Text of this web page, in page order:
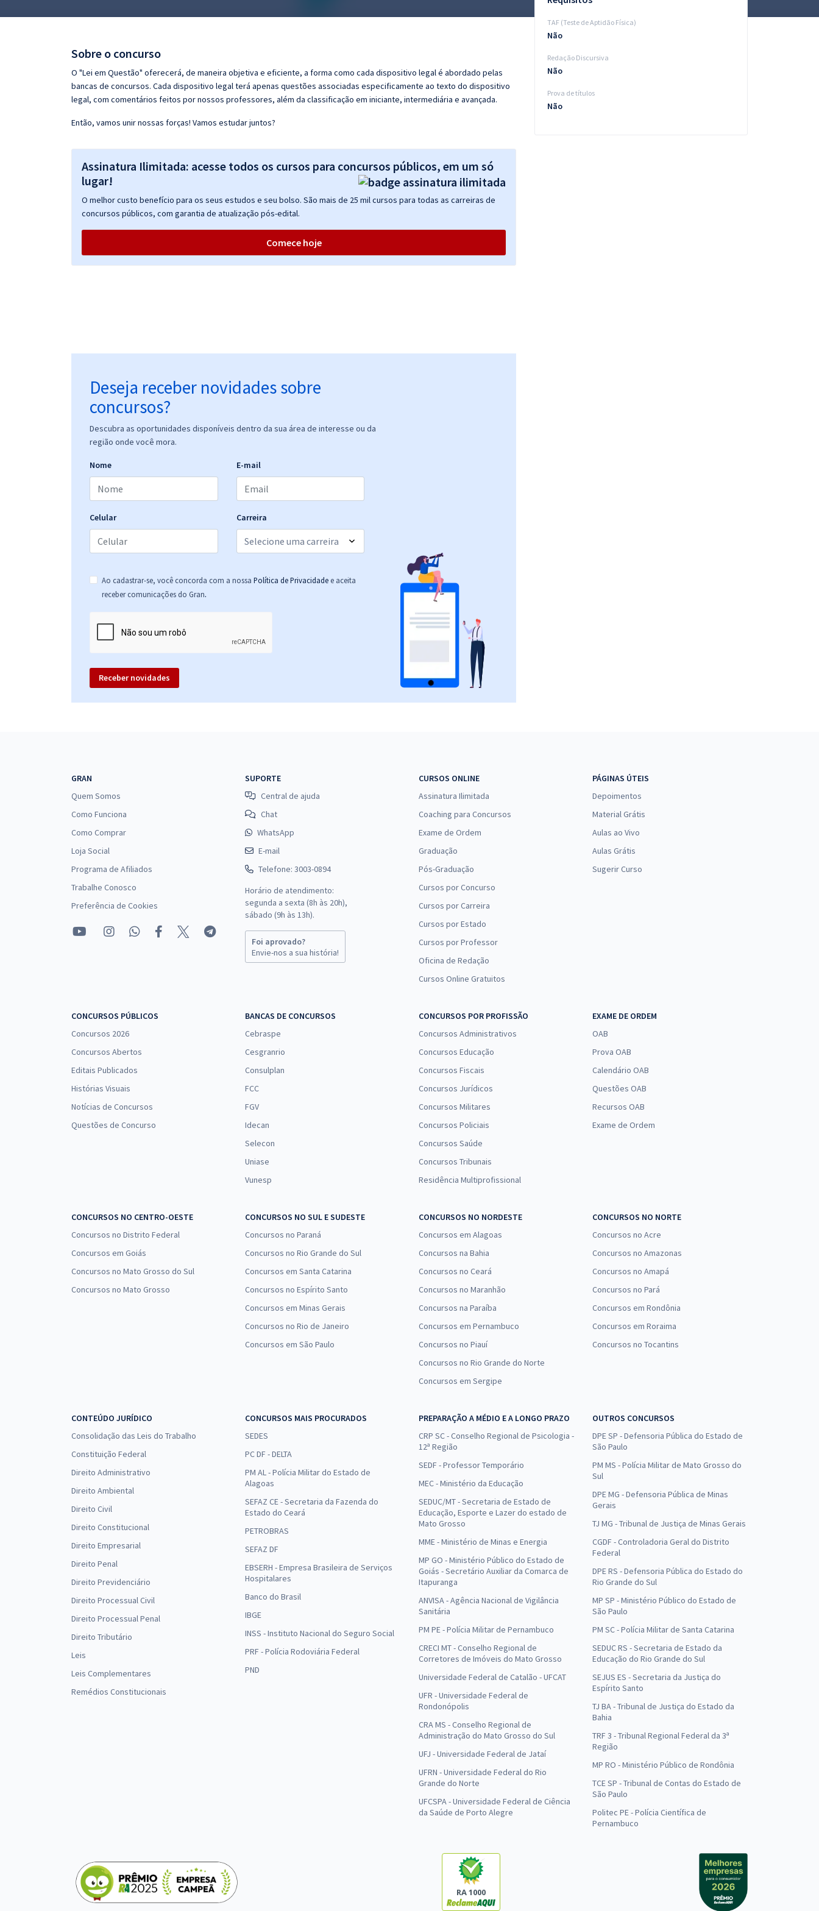
Questões grátis
Conteúdo gratuito
Sobre o concurso
O "Lei em Questão" oferecerá, de maneira objetiva e eficiente, a forma como cada dispositivo legal é abordado pelas
bancas de concursos. Cada dispositivo legal terá apenas questões associadas especificamente ao texto do dispositivo
legal, com comentários feitos por nossos professores, além da classificação em iniciante, intermediária e avançada.
Então, vamos unir nossas forças! Vamos estudar juntos?
Assinatura Ilimitada: acesse todos os cursos para concursos públicos, em um só
lugar!
O melhor custo benefício para os seus estudos e seu bolso. São mais de 25 mil cursos para todas as carreiras de
concursos públicos, com garantia de atualização pós-edital.
Comece hoje
Deseja receber novidades sobre
concursos?
Descubra as oportunidades disponíveis dentro da sua área de interesse ou da
região onde você mora.
Nome E-mail
Celular Carreira
Ao cadastrar-se, você concorda com a nossa Política de Privacidade e aceita
receber comunicações do Gran.
Receber novidades
TAF (Teste de Aptidão Física)
Não
Redação Discursiva
Não
Prova de títulos
Não
GRAN
Quem Somos
Como Funciona
Como Comprar
Loja Social
Programa de Afiliados
Trabalhe Conosco
Preferência de Cookies
SUPORTE
Central de ajuda
Chat
WhatsApp
E-mail
Telefone: 3003-0894
Horário de atendimento:
segunda a sexta (8h às 20h),
sábado (9h às 13h).
Foi aprovado?
Envie-nos a sua história!
CURSOS ONLINE
Assinatura Ilimitada
Coaching para Concursos
Exame de Ordem
Graduação
Pós-Graduação
Cursos por Concurso
Cursos por Carreira
Cursos por Estado
Cursos por Professor
Oficina de Redação
Cursos Online Gratuitos
PÁGINAS ÚTEIS
Depoimentos
Material Grátis
Aulas ao Vivo
Aulas Grátis
Sugerir Curso
CONCURSOS PÚBLICOS
Concursos 2026
Concursos Abertos
Editais Publicados
Histórias Visuais
Notícias de Concursos
Questões de Concurso
BANCAS DE CONCURSOS
Cebraspe
Cesgranrio
Consulplan
FCC
FGV
Idecan
Selecon
Uniase
Vunesp
CONCURSOS POR PROFISSÃO
Concursos Administrativos
Concursos Educação
Concursos Fiscais
Concursos Jurídicos
Concursos Militares
Concursos Policiais
Concursos Saúde
Concursos Tribunais
Residência Multiprofissional
EXAME DE ORDEM
OAB
Prova OAB
Calendário OAB
Questões OAB
Recursos OAB
Exame de Ordem
CONCURSOS NO CENTRO-OESTE
Concursos no Distrito Federal
Concursos em Goiás
Concursos no Mato Grosso do Sul
Concursos no Mato Grosso
CONCURSOS NO SUL E SUDESTE
Concursos no Paraná
Concursos no Rio Grande do Sul
Concursos em Santa Catarina
Concursos no Espírito Santo
Concursos em Minas Gerais
Concursos no Rio de Janeiro
Concursos em São Paulo
CONCURSOS NO NORDESTE
Concursos em Alagoas
Concursos na Bahia
Concursos no Ceará
Concursos no Maranhão
Concursos na Paraíba
Concursos em Pernambuco
Concursos no Piauí
Concursos no Rio Grande do Norte
Concursos em Sergipe
CONCURSOS NO NORTE
Concursos no Acre
Concursos no Amazonas
Concursos no Amapá
Concursos no Pará
Concursos em Rondônia
Concursos em Roraima
Concursos no Tocantins
CONTEÚDO JURÍDICO
Consolidação das Leis do Trabalho
Constituição Federal
Direito Administrativo
Direito Ambiental
Direito Civil
Direito Constitucional
Direito Empresarial
Direito Penal
Direito Previdenciário
Direito Processual Civil
Direito Processual Penal
Direito Tributário
Leis
Leis Complementares
Remédios Constitucionais
CONCURSOS MAIS PROCURADOS
SEDES
PC DF - DELTA
PM AL - Polícia Militar do Estado de
Alagoas
SEFAZ CE - Secretaria da Fazenda do
Estado do Ceará
PETROBRAS
SEFAZ DF
EBSERH - Empresa Brasileira de Serviços
Hospitalares
Banco do Brasil
IBGE
INSS - Instituto Nacional do Seguro Social
PRF - Polícia Rodoviária Federal
PND
PREPARAÇÃO A MÉDIO E A LONGO PRAZO
CRP SC - Conselho Regional de Psicologia -
12ª Região
SEDF - Professor Temporário
MEC - Ministério da Educação
SEDUC/MT - Secretaria de Estado de
Educação, Esporte e Lazer do estado de
Mato Grosso
MME - Ministério de Minas e Energia
MP GO - Ministério Público do Estado de
Goiás - Secretário Auxiliar da Comarca de
Itapuranga
ANVISA - Agência Nacional de Vigilância
Sanitária
PM PE - Polícia Militar de Pernambuco
CRECI MT - Conselho Regional de
Corretores de Imóveis do Mato Grosso
Universidade Federal de Catalão - UFCAT
UFR - Universidade Federal de
Rondonópolis
CRA MS - Conselho Regional de
Administração do Mato Grosso do Sul
UFJ - Universidade Federal de Jataí
UFRN - Universidade Federal do Rio
Grande do Norte
UFCSPA - Universidade Federal de Ciência
da Saúde de Porto Alegre
OUTROS CONCURSOS
DPE SP - Defensoria Pública do Estado de
São Paulo
PM MS - Polícia Militar de Mato Grosso do
Sul
DPE MG - Defensoria Pública de Minas
Gerais
TJ MG - Tribunal de Justiça de Minas Gerais
CGDF - Controladoria Geral do Distrito
Federal
DPE RS - Defensoria Pública do Estado do
Rio Grande do Sul
MP SP - Ministério Público do Estado de
São Paulo
PM SC - Polícia Militar de Santa Catarina
SEDUC RS - Secretaria de Estado da
Educação do Rio Grande do Sul
SEJUS ES - Secretaria da Justiça do
Espírito Santo
TJ BA - Tribunal de Justiça do Estado da
Bahia
TRF 3 - Tribunal Regional Federal da 3ª
Região
MP RO - Ministério Público de Rondônia
TCE SP - Tribunal de Contas do Estado de
São Paulo
Politec PE - Polícia Científica de
Pernambuco
RA 1000